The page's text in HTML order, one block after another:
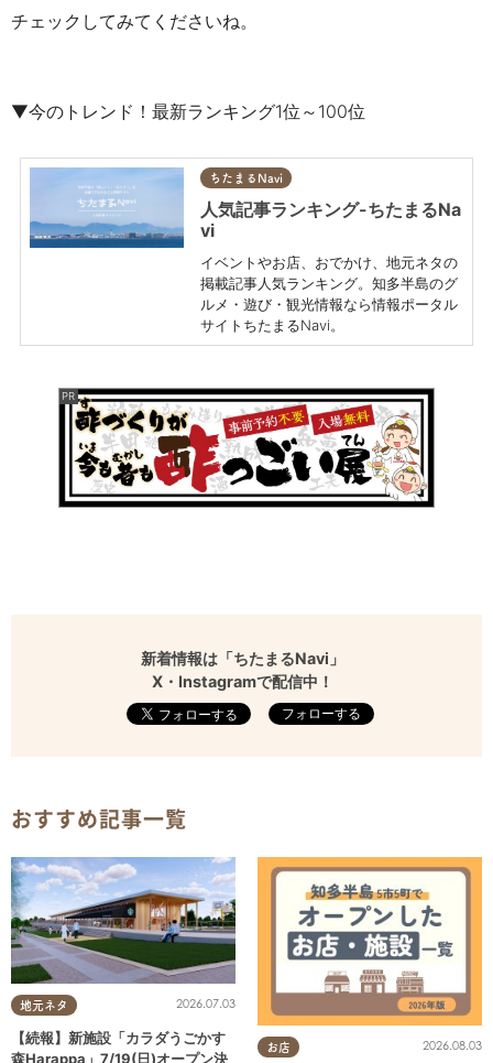
チェックしてみてくださいね。
▼今のトレンド！最新ランキング1位～100位
ちたまるNavi
人気記事ランキング-ちたまるNa
vi
イベントやお店、おでかけ、地元ネタの
掲載記事人気ランキング。知多半島のグ
ルメ・遊び・観光情報なら情報ポータル
サイトちたまるNavi。
新着情報は「ちたまるNavi」
X・Instagramで配信中！
フォローする
おすすめ記事一覧
地元ネタ 2026.07.03
【続報】新施設「カラダうごかす
森Harappa」7/19(日)オープン決
お店 2026.08.03